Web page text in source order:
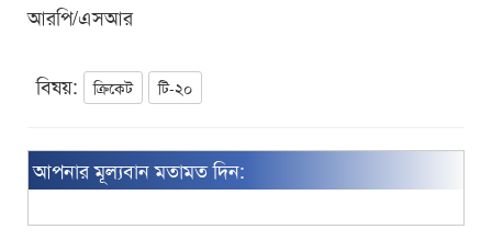
আরপি/এসআর
বিষয়: ক্রিকেট টি-২০
আপনার মূল্যবান মতামত দিন: